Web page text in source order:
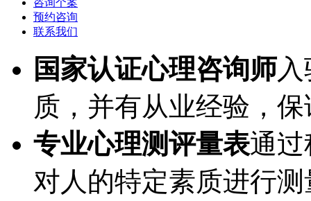
咨询个案
预约咨询
联系我们
国家认证心理咨询师
质，并有从业经验，
专业心理测评量表通
对人的特定素质进行